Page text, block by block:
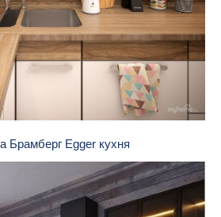
Брамберг Egger кухня